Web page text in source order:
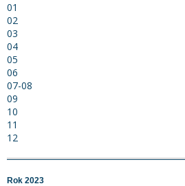
01
02
03
04
05
06
07-08
09
10
11
12
Rok 2023